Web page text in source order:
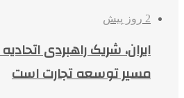
2 روز پیش
ایران، شریک راهبردی
مسیر توسعه تجارت است